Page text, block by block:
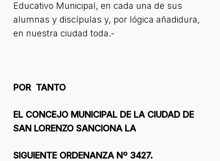
Educativo Municipal, en cada una de sus
alumnas y discípulas y, por lógica añadidura,
en nuestra ciudad toda.-
POR TANTO
EL CONCEJO MUNICIPAL DE LA CIUDAD DE
SAN LORENZO SANCIONA LA
SIGUIENTE ORDENANZA Nº 3427.